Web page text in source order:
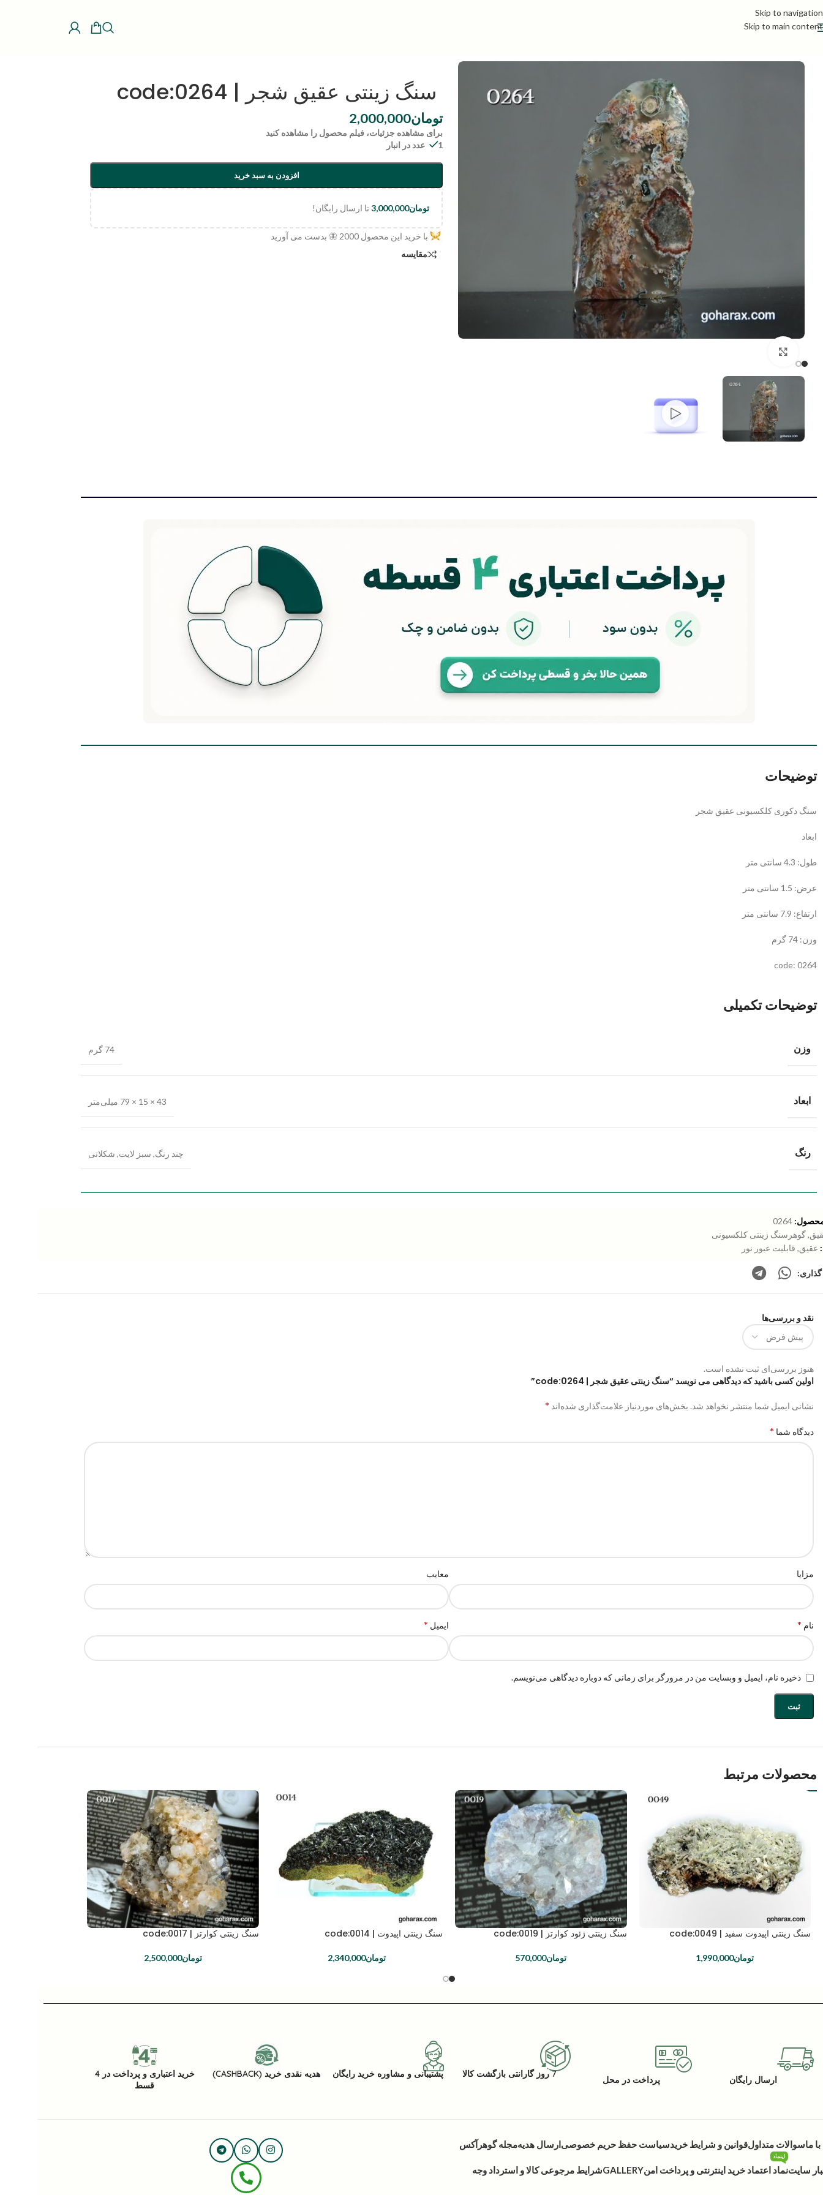
Skip to navigation
Skip to main content
سنگ زینتی عقیق شجر | code:0264
تومان2,000,000
برای مشاهده جزئیات، فیلم محصول را مشاهده کنید
1 عدد در انبار
افزودن به سبد خرید
تومان3,000,000تا ارسال رایگان!
با خرید این محصول 2000 🦋 بدست می آورید
مقایسه
توضیحات
سنگ دکوری کلکسیونی عقیق شجر
ابعاد
طول: 4.3 سانتی متر
عرض: 1.5 سانتی متر
ارتفاع: 7.9 سانتی متر
وزن: 74 گرم
code: 0264
توضیحات تکمیلی
وزن 74 گرم
ابعاد 43 × 15 × 79 میلی‌متر
رنگ چند رنگ, سبز لایت, شکلاتی
0264
,گوهرسنگ زینتی کلکسیونی
عقیق, قابلیت عبور نور
نقد و بررسی‌ها
هنوز بررسی‌ای ثبت نشده است.
اولین کسی باشید که دیدگاهی می نویسد “سنگ زینتی عقیق شجر | code:0264”
نشانی ایمیل شما منتشر نخواهد شد. بخش‌های موردنیاز علامت‌گذاری شده‌اند *
دیدگاه شما *
مزایا معایب
نام * ایمیل *
ذخیره نام، ایمیل و وبسایت من در مرورگر برای زمانی که دوباره دیدگاهی می‌نویسم.
محصولات مرتبط
سنگ زینتی اپیدوت سفید | code:0049
تومان1,990,000
سنگ زینتی ژئود کوارتز | code:0019
تومان570,000
سنگ زینتی اپیدوت | code:0014
تومان2,340,000
سنگ زینتی کوارتز | code:0017
تومان2,500,000
ارسال رایگان پرداخت در محل
7 روز گارانتی بازگشت کالا پشتیبانی و مشاوره خرید رایگان هدیه نقدی خرید (CASHBACK)
خرید اعتباری و پرداخت در 4
قسط
ماسوالات متداولقوانین و شرایط خریدسیاست حفظ حریم خصوصی ارسال هدیهمجله گوهرآکس
سایتنماد اعتماد خرید اینترنتی و پرداخت امن
اینماد
GALLERYشرایط مرجوعی کالا و استرداد وجه